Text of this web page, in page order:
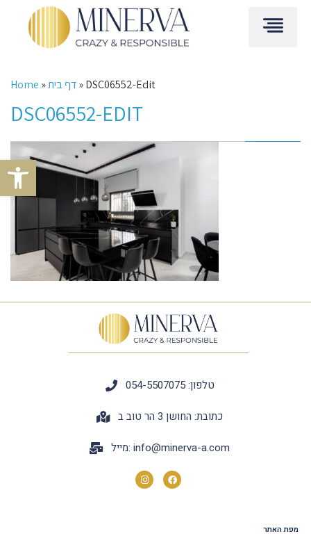
Open toolbar
Home »דף בית»DSC06552-Edit
DSC06552-EDIT
טלפון: 054-5507075
כתובת: החושן 3 הר טוב ב
מייל: info@minerva-a.com
מפת האתר